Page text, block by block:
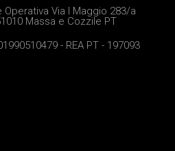
Operativa Via I Maggio 283/a
Massa e Cozzile PT
- REA PT - 197093